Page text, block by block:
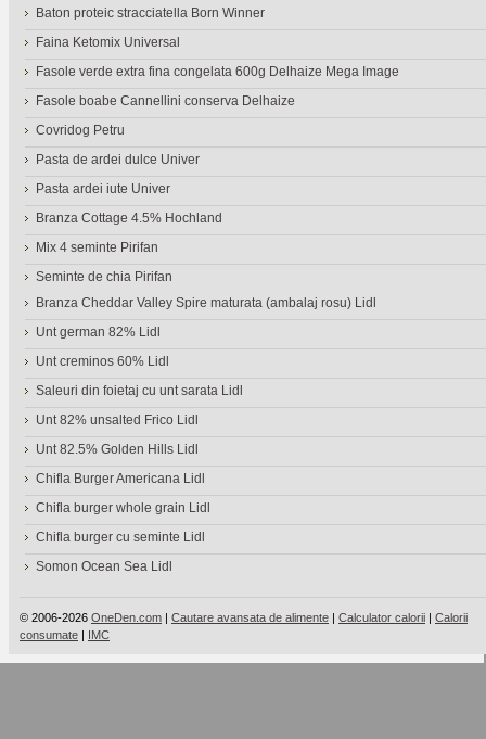
Baton proteic stracciatella Born Winner
Faina Ketomix Universal
Fasole verde extra fina congelata 600g Delhaize Mega Image
Fasole boabe Cannellini conserva Delhaize
Covridog Petru
Pasta de ardei dulce Univer
Pasta ardei iute Univer
Branza Cottage 4.5% Hochland
Mix 4 seminte Pirifan
Seminte de chia Pirifan
Branza Cheddar Valley Spire maturata (ambalaj rosu) Lidl
Unt german 82% Lidl
Unt creminos 60% Lidl
Saleuri din foietaj cu unt sarata Lidl
Unt 82% unsalted Frico Lidl
Unt 82.5% Golden Hills Lidl
Chifla Burger Americana Lidl
Chifla burger whole grain Lidl
Chifla burger cu seminte Lidl
Somon Ocean Sea Lidl
© 2006-2026 OneDen.com | Cautare avansata de alimente | Calculator calorii | Calorii
consumate | IMC